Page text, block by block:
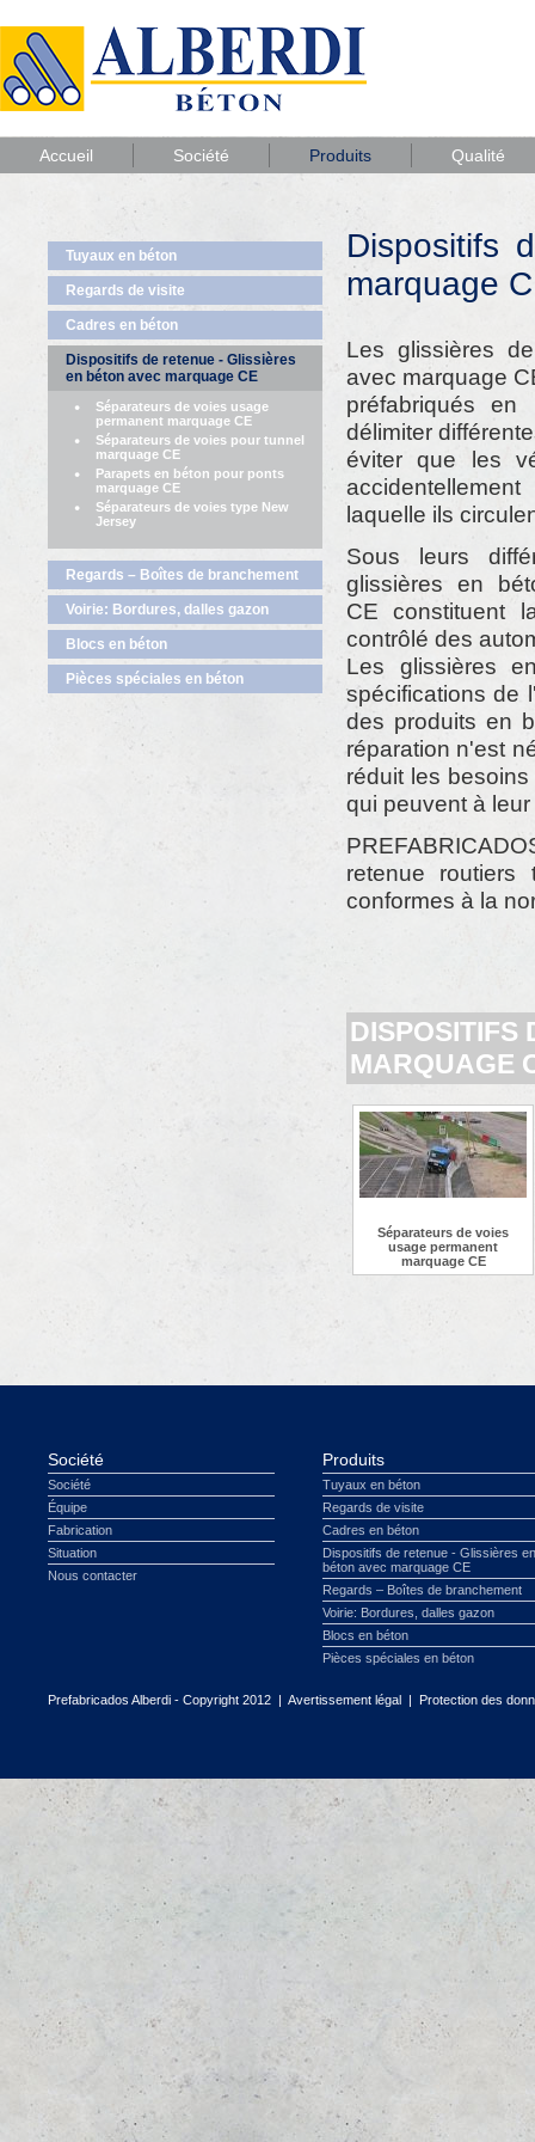
Accueil Société Produits Qualité
Tuyaux en béton
Regards de visite
Cadres en béton
Dispositifs de retenue - Glissières
en béton avec marquage CE
Séparateurs de voies usage
permanent marquage CE
Séparateurs de voies pour tunnel
marquage CE
Parapets en béton pour ponts
marquage CE
Séparateurs de voies type New
Jersey
Regards – Boîtes de branchement
Voirie: Bordures, dalles gazon
Blocs en béton
Pièces spéciales en béton
Dispositifs
marquage
Les glissières
avec marquage
préfabriqués en
délimiter
éviter que les
laquelle ils
Sous leurs
glissières en
CE constituent
contrôlé des
Les glissières
spécifications de
des produits en
réparation n'est
réduit les
qui peuvent à
retenue
conformes à la
DISPOSITIFS
MARQUAGE
Séparateurs de voies
usage permanent
marquage CE
Société
Société
Équipe
Fabrication
Situation
Nous contacter
Produits
Tuyaux en béton
Regards de visite
Cadres en béton
Dispositifs de retenue - Glissières en
béton avec marquage CE
Regards – Boîtes de branchement
Voirie: Bordures, dalles gazon
Blocs en béton
Pièces spéciales en béton
Prefabricados Alberdi - Copyright 2012 | Avertissement légal | Protection des